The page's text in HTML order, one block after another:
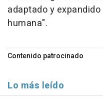
adaptado y
humana".
Contenido patrocinado
Lo más leído